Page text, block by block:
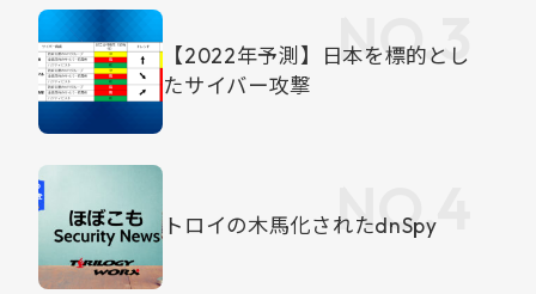
【2022年予測】日本を標的とし
たサイバー攻撃
トロイの木馬化されたdnSpy